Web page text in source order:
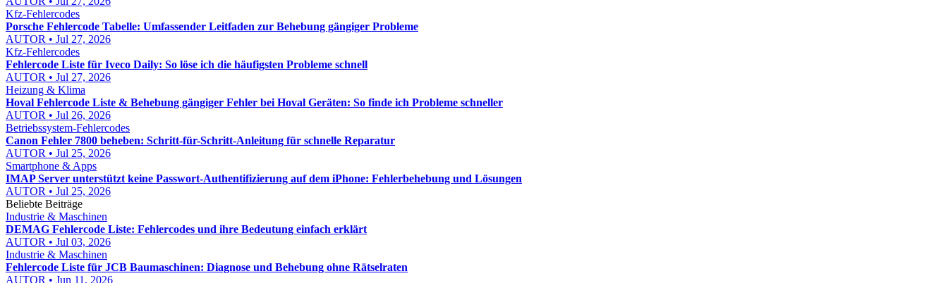
Kfz-Fehlercodes
Porsche Fehlercode Tabelle: Umfassender Leitfaden zur Behebung gängiger Probleme
AUTOR • Jul 27, 2026
Kfz-Fehlercodes
Fehlercode Liste für Iveco Daily: So löse ich die häufigsten Probleme schnell
AUTOR • Jul 27, 2026
Heizung & Klima
Hoval Fehlercode Liste & Behebung gängiger Fehler bei Hoval Geräten: So finde ich Probleme schneller
AUTOR • Jul 26, 2026
Betriebssystem-Fehlercodes
Canon Fehler 7800 beheben: Schritt-für-Schritt-Anleitung für schnelle Reparatur
AUTOR • Jul 25, 2026
Smartphone & Apps
IMAP Server unterstützt keine Passwort-Authentifizierung auf dem iPhone: Fehlerbehebung und Lösungen
AUTOR • Jul 25, 2026
Beliebte Beiträge
Industrie & Maschinen
DEMAG Fehlercode Liste: Fehlercodes und ihre Bedeutung einfach erklärt
AUTOR • Jul 03, 2026
Industrie & Maschinen
Fehlercode Liste für JCB Baumaschinen: Diagnose und Behebung ohne Rätselraten
AUTOR • Jun 11, 2026